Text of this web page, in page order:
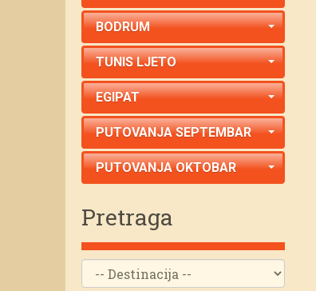
BODRUM
TUNIS LJETO
EGIPAT
PUTOVANJA SEPTEMBAR
PUTOVANJA OKTOBAR
Pretraga